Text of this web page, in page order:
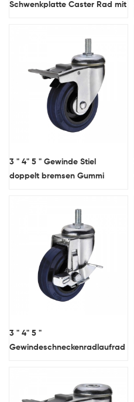
Schwenkplatte Caster Rad mit
3 " 4" 5 " Gewinde Stiel
doppelt bremsen Gummi
3 " 4" 5 "
Gewindeschneckenradlaufrad